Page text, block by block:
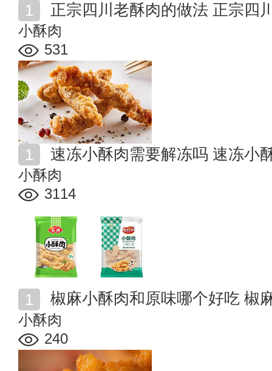
正宗四川老酥肉的做法 正宗四
小酥肉
531
速冻小酥肉需要解冻吗 速冻小
小酥肉
3114
椒麻小酥肉和原味哪个好吃 椒
小酥肉
240